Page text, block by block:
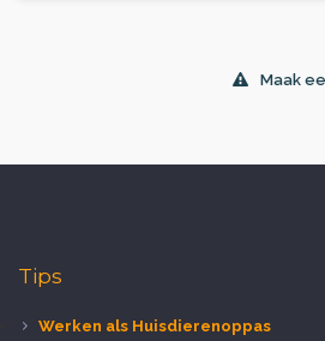
Maak
Tips
Werken als Huisdierenoppas